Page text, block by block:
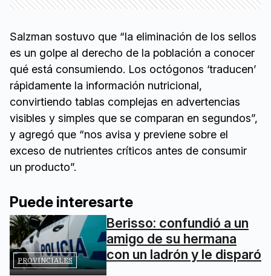
Salzman sostuvo que “la eliminación de los sellos
es un golpe al derecho de la población a conocer
qué está consumiendo. Los octógonos ‘traducen’
rápidamente la información nutricional,
convirtiendo tablas complejas en advertencias
visibles y simples que se comparan en segundos”,
y agregó que “nos avisa y previene sobre el
exceso de nutrientes críticos antes de consumir
un producto”.
Puede interesarte
PROVINCIALES
Berisso: confundió a un
amigo de su hermana
con un ladrón y le disparó